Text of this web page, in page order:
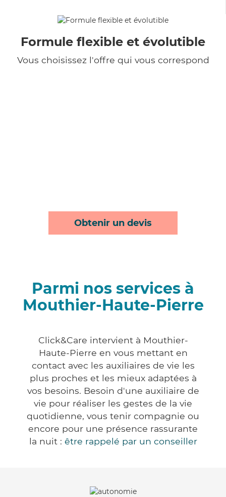
Formule flexible et évolutible
Vous choisissez l'offre qui vous correspond
Obtenir un devis
Parmi nos services à
Mouthier-Haute-Pierre
Click&Care intervient à Mouthier-
Haute-Pierre en vous mettant en
contact avec les auxiliaires de vie les
plus proches et les mieux adaptées à
vos besoins. Besoin d'une auxiliaire de
vie pour réaliser les gestes de la vie
quotidienne, vous tenir compagnie ou
encore pour une présence rassurante
la nuit : être rappelé par un conseiller